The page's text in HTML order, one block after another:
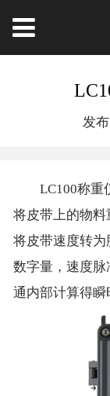
发
LC100称重仪
将皮带上的物
将皮带速度转
数字量，速度
通内部计算得瞬